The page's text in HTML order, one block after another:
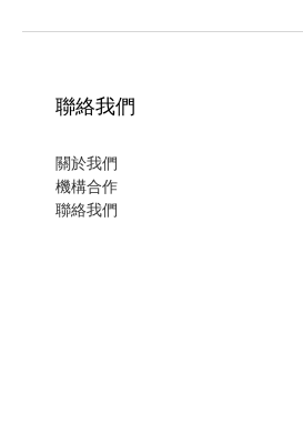
聯絡我們
關於我們
機構合作
聯絡我們